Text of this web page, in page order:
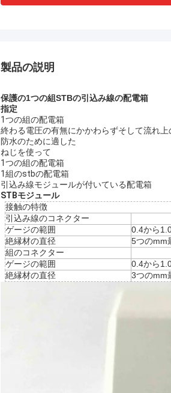
製品の説明
保護の1つの組STBの引込み線の配電箱
指定
1つの組の配電箱
終わる電圧の有無にかかわらずそして流れ
防水のために適した
ねじを使って
1つの組の配電箱
1組のstbの配電箱
引込み線モジュールが付いている配電箱
STBモジュール
接触の特徴
引込み線のコネクター
ゲージの範囲
0.4から
絶縁材の直径
5つのmm
組のコネクター
ゲージの範囲
0.4から
絶縁材の直径
3つのmm